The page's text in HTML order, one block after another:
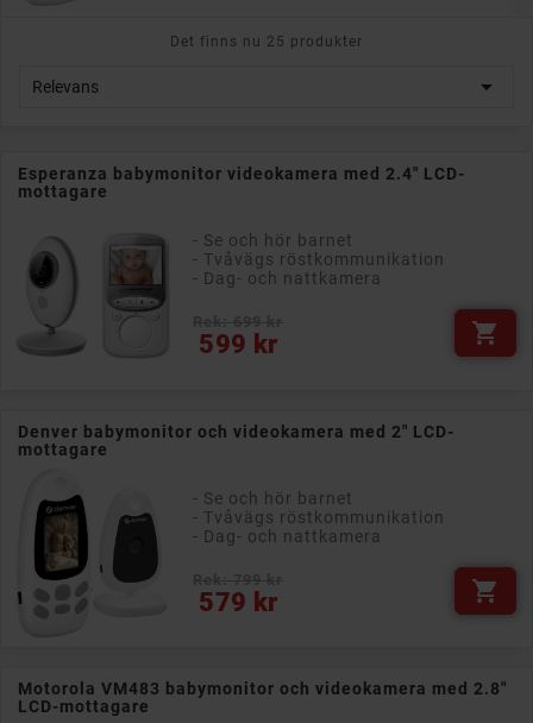
Det finns nu 25 produkter
Relevans 
Esperanza babymonitor videokamera med 2.4" LCD-
mottagare
- Se och hör barnet
- Tvåvägs röstkommunikation
- Dag- och nattkamera
599 kr
Pris 
Denver babymonitor och videokamera med 2" LCD-
mottagare
- Se och hör barnet
- Tvåvägs röstkommunikation
- Dag- och nattkamera
579 kr
Pris 
Motorola VM483 babymonitor och videokamera med 2.8"
LCD-mottagare